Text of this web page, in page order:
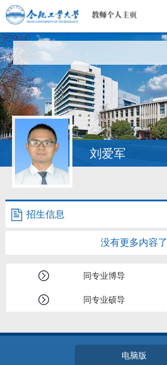
首页
科学研究
教学研究
获奖信息
招生信息
学生信息
教师博客
刘爱军
招生信息
没有更多内容了
同专业博导
同专业硕导
电脑版